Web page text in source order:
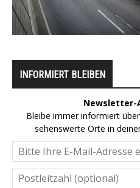
INFORMIERT BLEIBEN
Newsletter-
Bleibe immer informiert
sehenswerte Orte in